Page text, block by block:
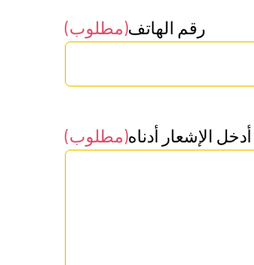
رقم الهاتف(مطلوب)
أدخل الإشعار أدناه(مطلوب)